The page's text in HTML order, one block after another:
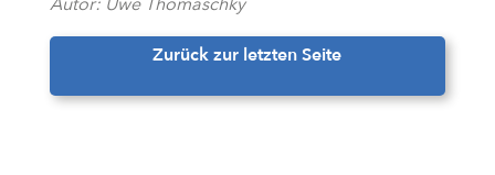
Zurück zur letzten Seite